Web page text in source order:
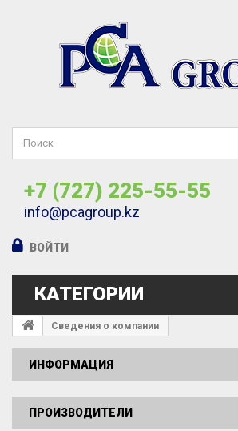
+7 (727) 225-55-55
info@pcagroup.kz
ВОЙТИ
КАТЕГОРИИ
Сведения о компании
ИНФОРМАЦИЯ
ПРОИЗВОДИТЕЛИ